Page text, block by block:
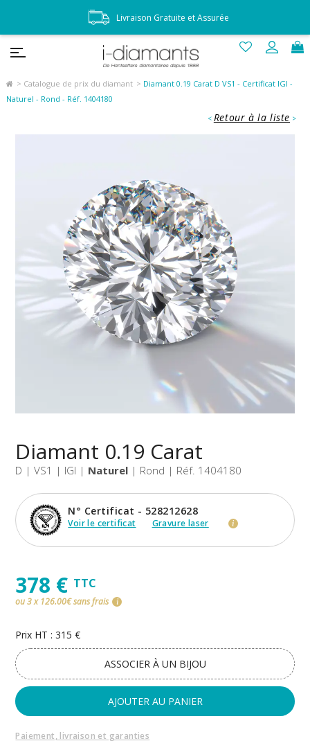
Catalogue de prix du diamant
Diamant 0.19 Carat D VS1 - Certificat IGI -
Naturel - Rond - Réf. 1404180
< Retour à la liste >
Diamant 0.19 Carat
D | VS1 | IGI | Naturel | Rond | Réf. 1404180
N° Certificat - 528212628
Voir le certificat Gravure laser i
378 € TTC
ou 3 x 126.00€ sans frais i
Prix HT : 315 €
ASSOCIER À UN BIJOU
AJOUTER AU PANIER
Paiement, livraison et garanties
Livraison Gratuite et Assurée